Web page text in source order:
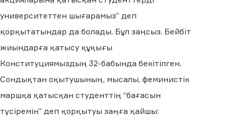
университеттен шығарамыз” деп
қорқытатындар да болады. Бұл заңсыз. Бейбіт
жиындарға қатысу құқығы
Конституциямыздың 32-бабында бекітілген.
Сондықтан оқытушының, мысалы, феминистік
маршқа қатысқан студенттің “бағасын
түсіремін” деп қорқытуы заңға қайшы: